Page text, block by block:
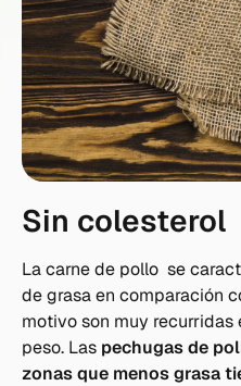
Sin colesterol
La carne de pollo se
de grasa en comparación
motivo son muy
peso. Las pechugas de
zonas que menos grasa